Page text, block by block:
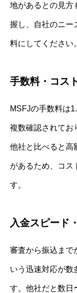
地があるとの見方
握し、自社のニー
料にしてください。
手数料・コス
MSFJの手数料は
複数確認されてお
他社と比べると高
があるため、コス
す。
入金スピード
審査から振込まで
いう迅速対応が数
す。他社だと数日